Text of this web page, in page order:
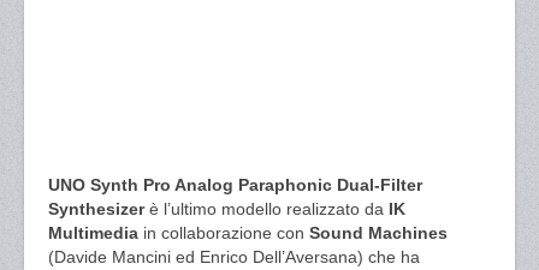
UNO Synth Pro Analog Paraphonic Dual-Filter
Synthesizerè l’ultimo modello realizzato da IK
Multimedia in collaborazione con Sound Machines
(Davide Mancini ed Enrico Dell’Aversana) che ha